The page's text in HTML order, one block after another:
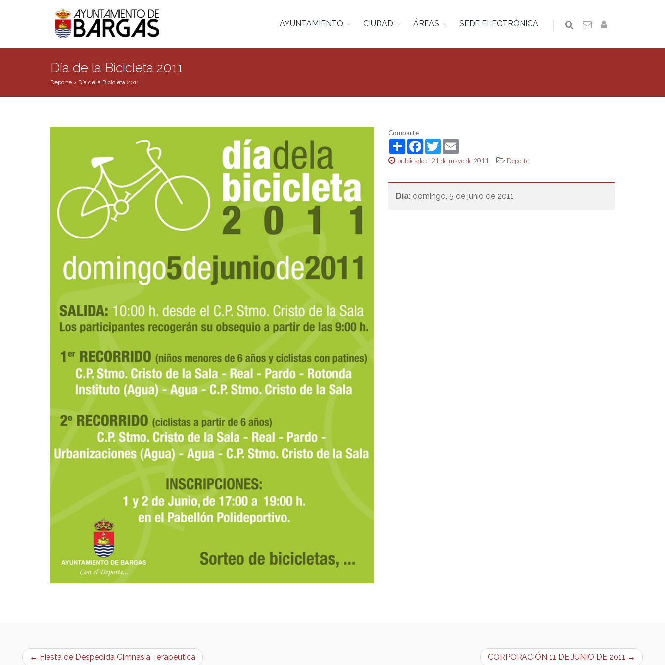
AYUNTAMIENTO CIUDAD ÁREAS SEDE ELECTRÓNICA
Día de la Bicicleta 2011
Deporte > Día de la Bicicleta 2011
Comparte
ShareFacebook
TwitterEmail
publicado el 21 de mayo de 2011 Deporte
Día: domingo, 5 de junio de 2011
← Fiesta de Despedida Gimnasia Terapeútica CORPORACIÓN 11 DE JUNIO DE 2011 →